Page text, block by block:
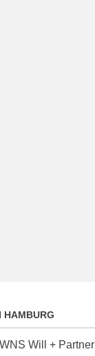
HAMBURG
Will + Partner